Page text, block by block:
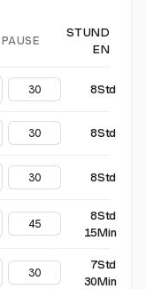
PAUSE
STUND
EN
8Std
8Std
8Std
8Std
15Min
7Std
30Min